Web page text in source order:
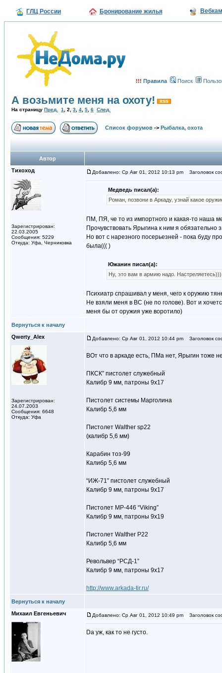
ГЛЦ России Бронирование жилья
!!! Правила Поиск
А возьмите меня на охоту!
На страницу Пред. 1 2 3 4 5 6 След.
Список форумов -> Рыбалка, охота
Автор
Тихоход
Зарегистрирован:
22.03.2005
Сообщения: 5229
Откуда: Уфа, Черниковка
Добавлено: Ср Авг 01, 2012 10:13 pm Заголовок
Медведь писал(а):
Роман, позвони в Аркаду, узнай какое
ПМ, ПЯ, че то из импортного и какая-то наша
Прочувствовать Ярыгина к ним я обязательно
Но вот с нарезного посерьезней - пока буду
была((( )
Южанин писал(а):
Ну, это вам в армию надо.
Психиатр спрашивал у меня, чего к оружию
Не взяли меня в ВС (не по голове). Вот и
меня бы от оружия уже воротило)
Вернуться к началу
Qwerty_Alex
Зарегистрирован:
24.07.2003
Сообщения: 6648
Откуда: Уфа
Добавлено: Ср Авг 01, 2012 10:44 pm Заголовок
ВОт что в аркаде есть, ПМа нет, Ярыгин тоже
ПКСК” пистолет служебный
Калибр 9 мм, патроны 9х17
Пистолет системы Марголина
Калибр 5,6 мм
Пистолет Walther sp22
(калибр 5,6 мм)
Карабин тоз-99
Калибр 5,6 мм
“ИЖ-71” пистолет служебный
Калибр 9 мм, патроны 9х17
Пистолет MP-446 “Viking”
Калибр 9 мм, патроны 9х19
Пистолет Walther P22
Калибр 5,6 мм
Револьвер “РСД-1”
Калибр 9 мм, патроны 9х17
http://www.arkada-tir.ru/
Вернуться к началу
Михаил Евгеньевич
Добавлено: Ср Авг 01, 2012 10:49 pm Заголовок
Dа уж, как то не густо.